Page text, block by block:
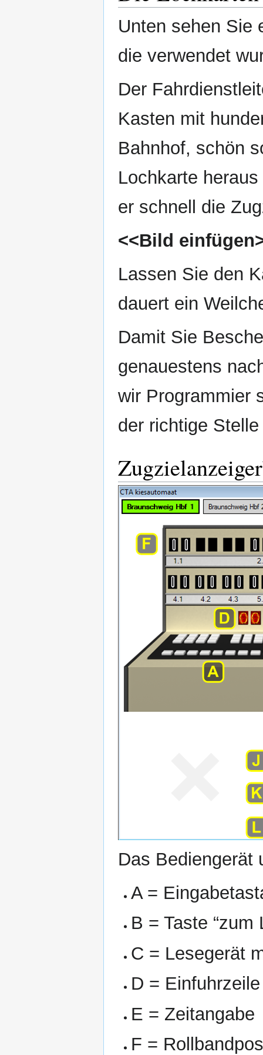
Unten sehen Sie
die verwendet
Der
Kasten mit
Bahnhof, schön
Lochkarte
er schnell die
<<Bild
Lassen Sie den
dauert ein
Damit Sie
genauestens
wir Programmier
der richtige
Das Bediengerät
A =
B = Taste “zum
C = Lesegerät
D = Einfuhrzeile
E = Zeitangabe
F =